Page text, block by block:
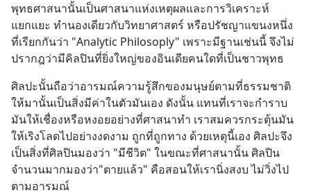
พุทธศาสนานั้นเป็นศาสนาแห่งเหตุผลและการวิเคราะห์
แยกแยะ ทำนองเดียวกับวิทยาศาสตร์ หรือปรัชญาแขนงหนึ่ง
ที่เรียกกันว่า "Analytic Philosoply" เพราะมีฐานเช่นนี้ จึงไม่
ปรากฎว่ามีคิลปินที่ยิ่งใหญ่ของอินเดียคนใดที่เป็นชาวพุทธ
ศิลปะนั้นถือว่าอารมณ์ความรู้สึกของมนุษย์ตามที่ธรรมชาติ
ให้มานั้นเป็นสิ่งมีค่าในตัวมันเอง ดังนั้น แทนที่เราจะกำราบ
มันให้เชื่องหรือหงอยอย่างที่ศาสนาทำ เราสมควรกระตุ้นมัน
ให้เริงโลดไปอย่างงดงาม ถูกที่ถูกทาง ด้วยเหตุนี้เอง ศิลปะจึง
เป็นสิ่งที่ศิลปินมองว่า "มีชีวิต" ในขณะที่ศาสนานั้น ศิลปิน
จำนวนมากมองว่า"ตายแล้ว" คือสอนให้เรานิ่งสงบ ไม่วิ่งไป
ตามอารมณ์